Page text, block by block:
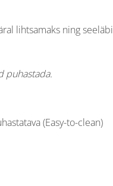
lihtsamaks ning seeläbi
puhastada.
(Easy-to-clean)